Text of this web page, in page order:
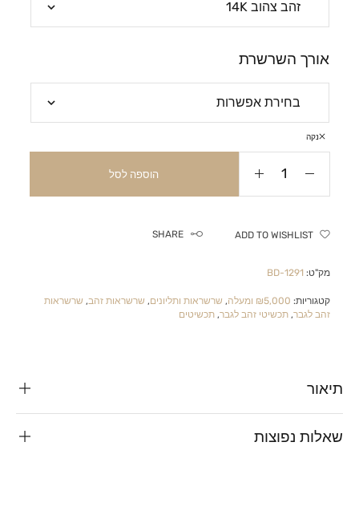
אורך השרשרת
נקה
הוספה לסל
ADD TO WISHLIST
SHARE
מק"ט:BD-1291
קטגוריות: ₪5,000 ומעלה , שרשראות ותליונים, שרשראות זהב, שרשראות
זהב לגבר,תכשיטי זהב לגבר,תכשיטים
תיאור
שאלות נפוצות